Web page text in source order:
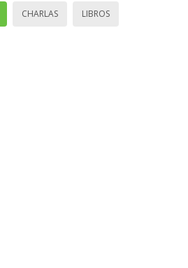
CHARLAS LIBROS